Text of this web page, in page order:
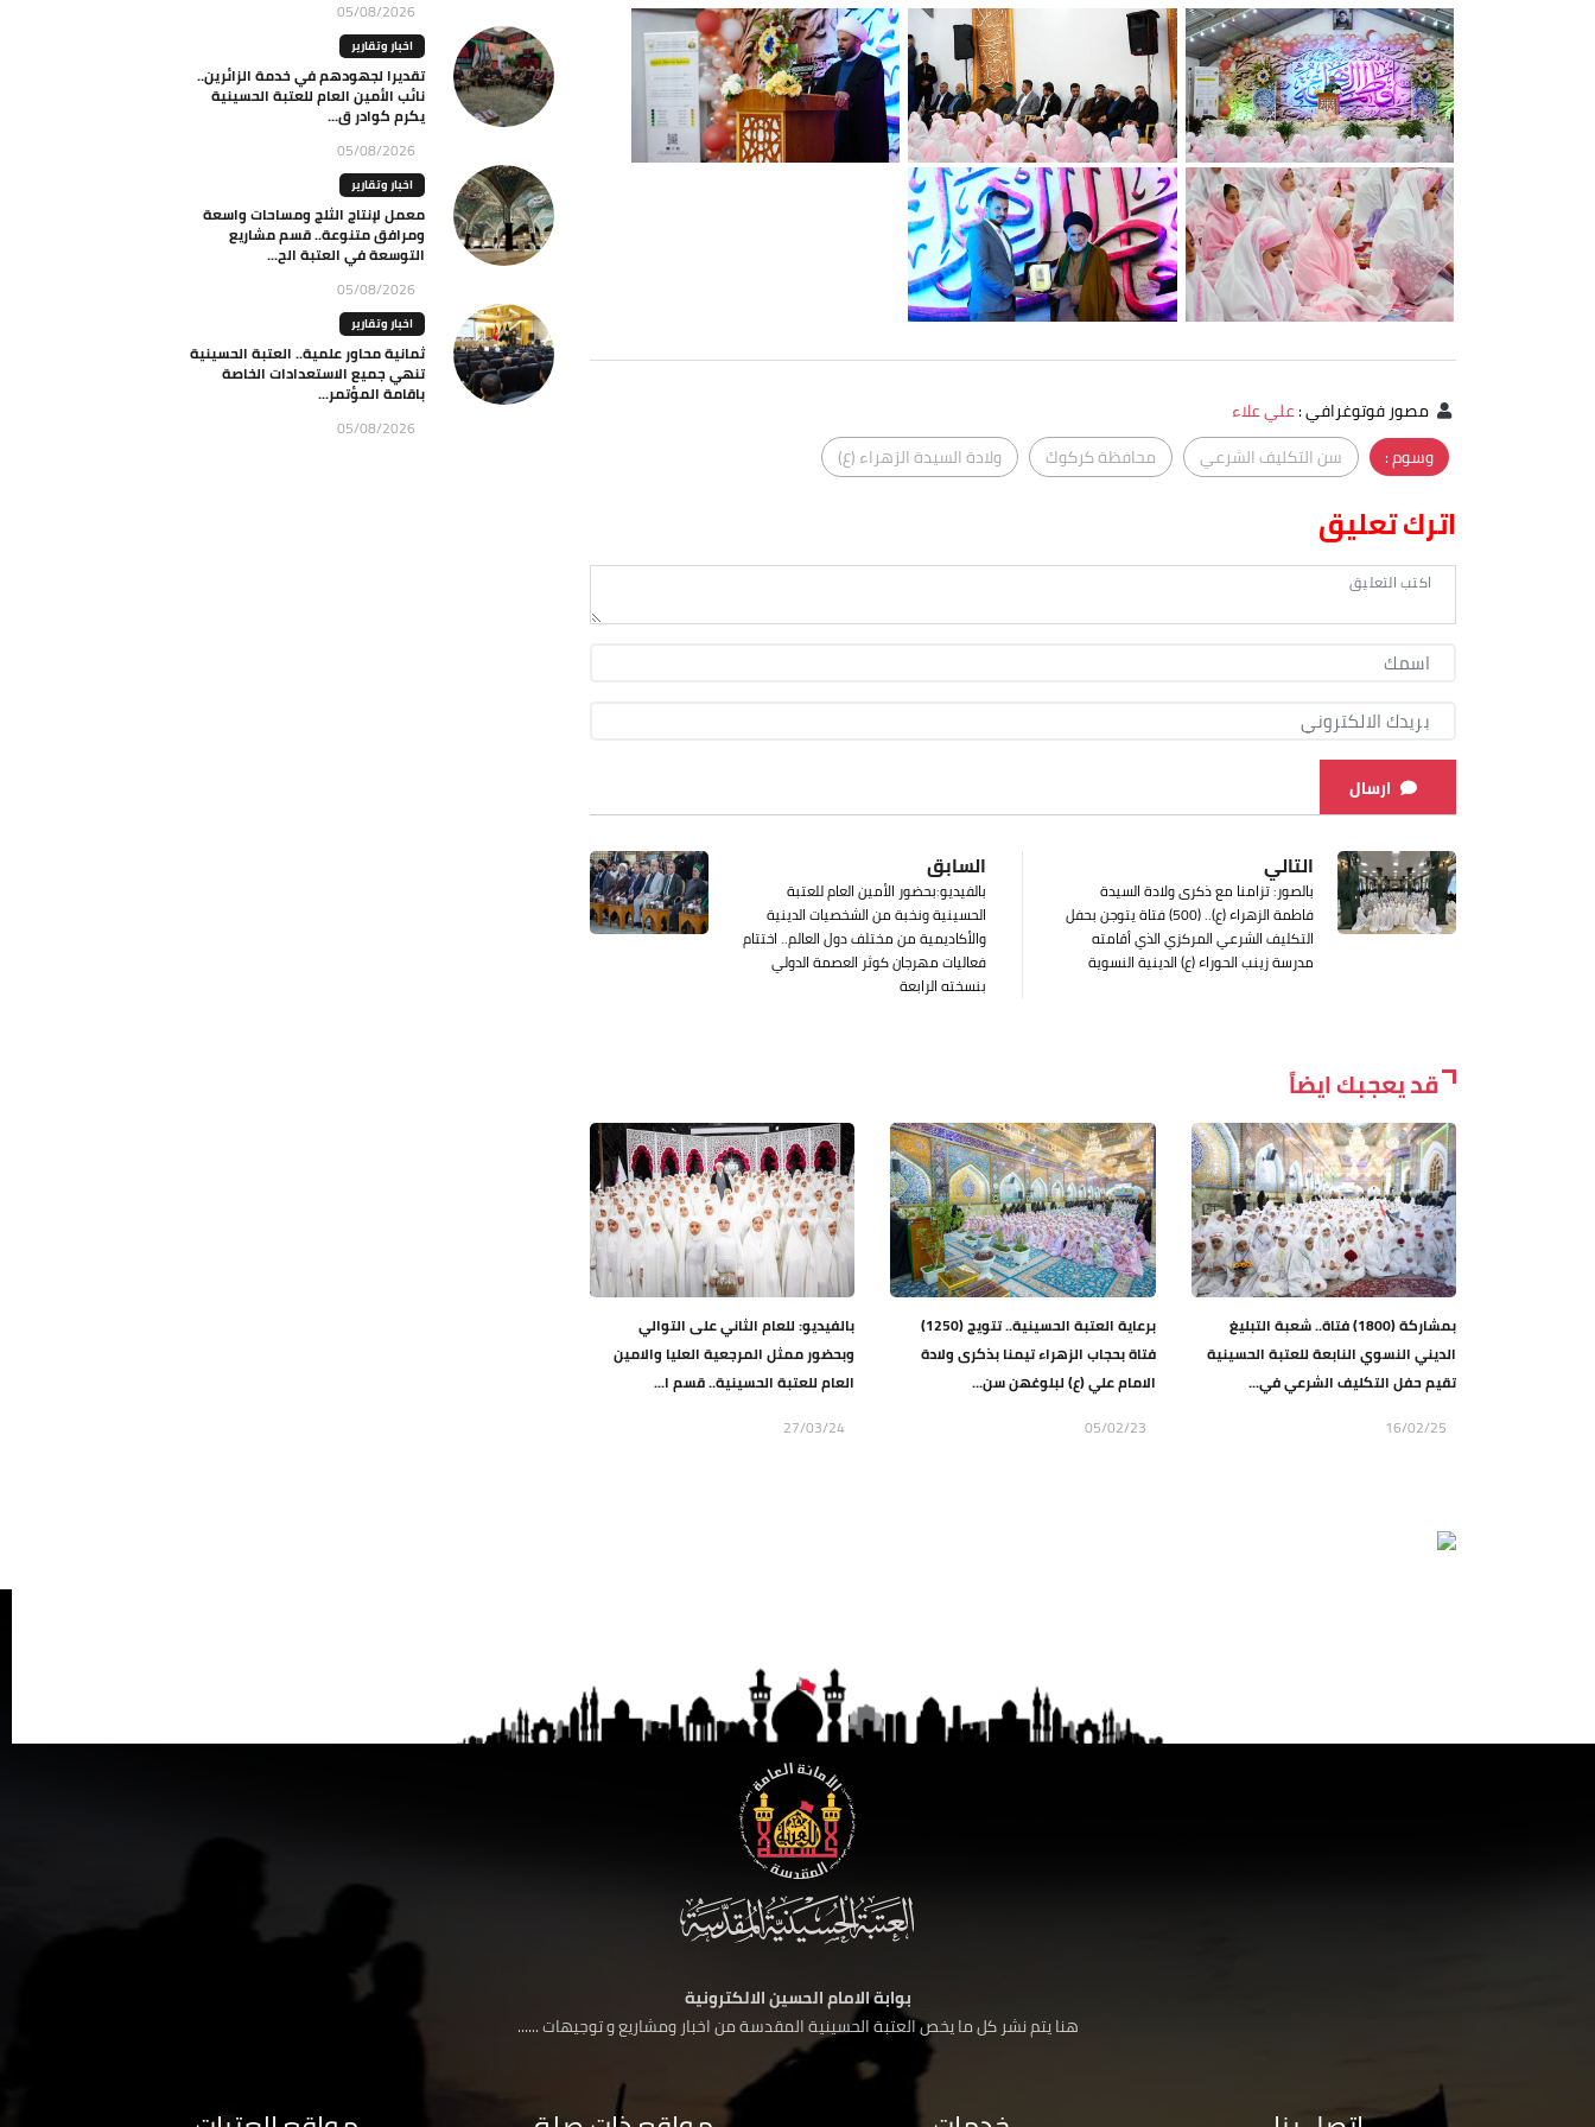
مصور فوتوغرافي:علي علاء
وسوم :
سن التكليف الشرعي محافظة كركوك ولادة السيدة الزهراء (ع)
اترك تعليق
ارسال
السابق
بالفيديو:بحضور الأمين العام للعتبة
الحسينية ونخبة من الشخصيات الدينية
والأكاديمية من مختلف دول العالم.. اختتام
فعاليات مهرجان كوثر العصمة الدولي
بنسخته الرابعة
التالي
بالصور: تزامنا مع ذكرى ولادة السيدة
فاطمة الزهراء (ع).. (500) فتاة يتوجن بحفل
التكليف الشرعي المركزي الذي أقامته
مدرسة زينب الحوراء (ع) الدينية النسوية
قد يعجبك ايضاً
بمشاركة (1800) فتاة.. شعبة التبليغ
الديني النسوي النابعة للعتبة الحسينية
تقيم حفل التكليف الشرعي في...
16/02/25
برعاية العتبة الحسينية.. تتويج (1250)
فتاة بحجاب الزهراء تيمنا بذكرى ولادة
الامام علي (ع) لبلوغهن سن...
05/02/23
بالفيديو: للعام الثاني على التوالي
وبحضور ممثل المرجعية العليا والامين
العام للعتبة الحسينية.. قسم ا...
27/03/24
05/08/2026
اخبار وتقارير
تقديرا لجهودهم في خدمة الزائرين..
نائب الأمين العام للعتبة الحسينية
يكرم كوادر ق...
05/08/2026
اخبار وتقارير
معمل لإنتاج الثلج ومساحات واسعة
ومرافق متنوعة.. قسم مشاريع
التوسعة في العتبة الح...
05/08/2026
اخبار وتقارير
ثمانية محاور علمية.. العتبة الحسينية
تنهي جميع الاستعدادات الخاصة
باقامة المؤتمر...
05/08/2026
بوابة الامام الحسين الالكترونية
هنا يتم نشر كل ما يخص العتبة الحسينية المقدسة من اخبار ومشاريع و توجيهات ......